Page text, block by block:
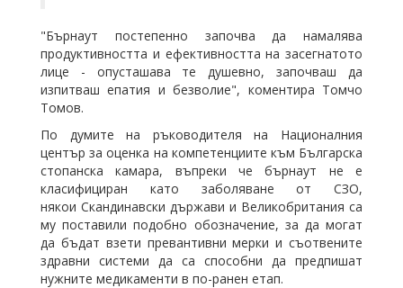
"Бърнаут постепенно започва да намалява
продуктивността и ефективността на засегнатото
лице - опусташава те душевно, започваш да
изпитваш епатия и безволие", коментира Томчо
Томов.
По думите на ръководителя на Националния
център за оценка на компетенциите към Българска
стопанска камара, въпреки че бърнаут не е
класифициран като заболяване от СЗО,
някои Скандинавски държави и Великобритания са
му поставили подобно обозначение, за да могат
да бъдат взети превантивни мерки и съотвените
здравни системи да са способни да предпишат
нужните медикаменти в по-ранен етап.